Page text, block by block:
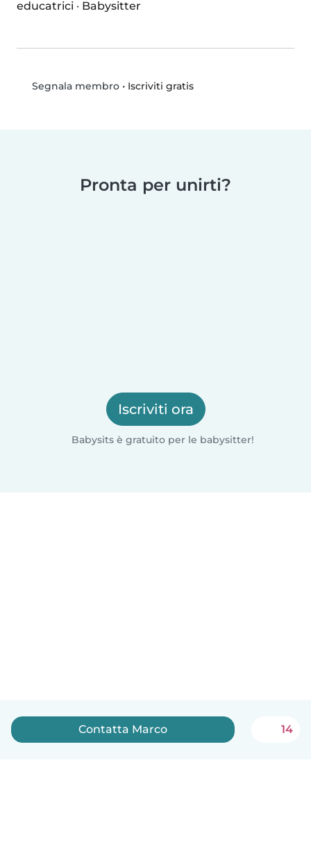
educatrici · Babysitter
Segnala membro• Iscriviti gratis
Pronta per unirti?
Iscriviti ora
Babysits è gratuito per le babysitter!
Contatta Marco 14